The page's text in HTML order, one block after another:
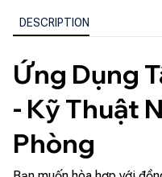
DESCRIPTION
Ứng Dụng
- Kỹ Thuật
Phòng